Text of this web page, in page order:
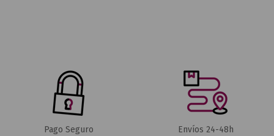
Pago Seguro Envíos 24-48h